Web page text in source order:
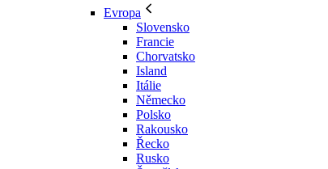
Evropa
Slovensko
Francie
Chorvatsko
Island
Itálie
Německo
Polsko
Rakousko
Řecko
Rusko